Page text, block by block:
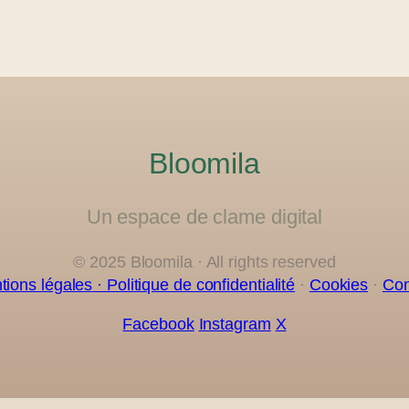
Bloomila
Un espace de clame digital
© 2025 Bloomila · All rights reserved
légales · Politique de confidentialité · Cookies ·
Facebook Instagram X